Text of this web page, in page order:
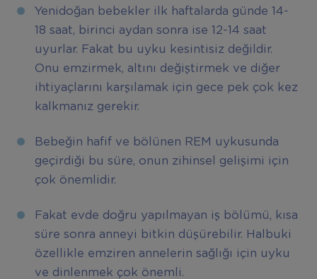
Yenidoğan bebekler ilk haftalarda günde 14-
18 saat, birinci aydan sonra ise 12-14 saat
uyurlar. Fakat bu uyku kesintisiz değildir.
Onu emzirmek, altını değiştirmek ve diğer
ihtiyaçlarını karşılamak için gece pek çok kez
kalkmanız gerekir.
Bebeğin hafif ve bölünen REM uykusunda
geçirdiği bu süre, onun zihinsel gelişimi için
çok önemlidir.
Fakat evde doğru yapılmayan iş bölümü, kısa
süre sonra anneyi bitkin düşürebilir. Halbuki
özellikle emziren annelerin sağlığı için uyku
ve dinlenmek çok önemli.